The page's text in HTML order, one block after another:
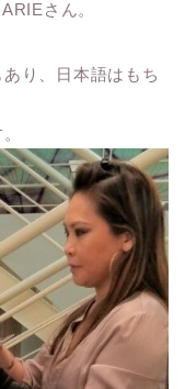
さん。
り、日本語はもち